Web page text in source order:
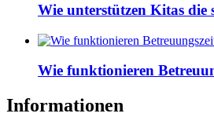
Wie unterstützen Kitas
Wie funktionieren
Informationen